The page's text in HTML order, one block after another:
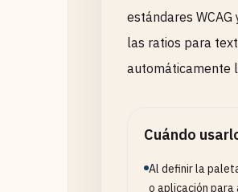
estándares
las ratios para
automáticamente
Cuándo
Al definir la
o aplicación para